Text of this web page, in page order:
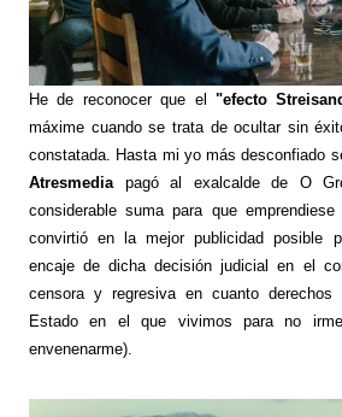
He de reconocer que el "efecto
máxime cuando se trata de ocultar sin
constatada. Hasta mi yo más desconfiado
Atresmediapagó al exalcalde de O
considerable suma para que
convirtió en la mejor publicidad posible
encaje de dicha decisión judicial en el
censora y regresiva en cuanto derechos
Estado en el que vivimos para no
envenenarme).